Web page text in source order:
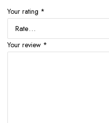
Your rating *
Your review *